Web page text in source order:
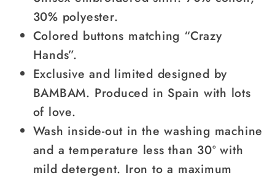
30% polyester.
Colored buttons matching “Crazy
Hands”.
Exclusive and limited designed by
BAMBAM. Produced in Spain with lots
of love.
Wash inside-out in the washing machine
and a temperature less than 30º with
mild detergent. Iron to a maximum